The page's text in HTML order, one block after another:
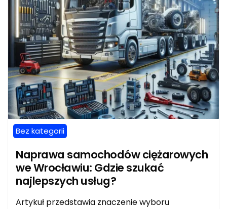
Bez kategorii
Naprawa samochodów ciężarowych
we Wrocławiu: Gdzie szukać
najlepszych usług?
Artykuł przedstawia znaczenie wyboru